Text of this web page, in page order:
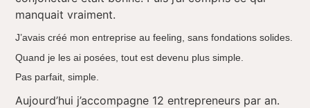
manquait vraiment.
J’avais créé mon entreprise au feeling, sans fondations solides.
Quand je les ai posées, tout est devenu plus simple.
Pas parfait, simple.
Aujourd’hui j’accompagne 12 entrepreneurs par an.